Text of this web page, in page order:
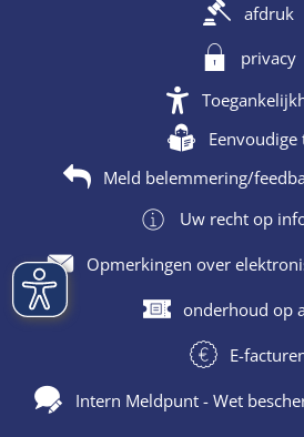
afdruk
privacy
Eenvoudige
Meld belemmering/
Uw recht op
Opmerkingen over
onderhoud op
E-
Intern Meldpunt - Wet